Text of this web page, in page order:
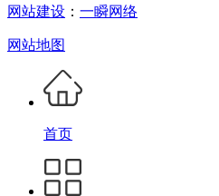
网站建设 ： 一瞬网络
网站地图
首页